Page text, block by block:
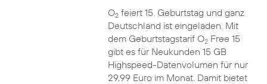
O2feiert 15. Geburtstag und ganz
Deutschland ist eingeladen. Mit
dem Geburtstagstarif O2Free 15
gibt es für Neukunden 15 GB
Highspeed-Datenvolumen für nur
29,99 Euro im Monat. Damit bietet